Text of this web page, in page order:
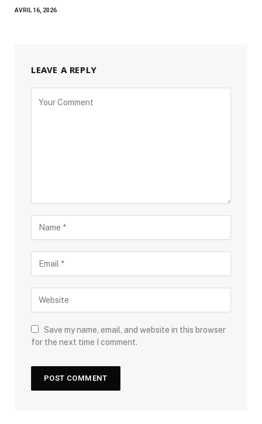
AVRIL 16, 2026
LEAVE A REPLY
Save my name, email, and website in this browser
for the next time I comment.